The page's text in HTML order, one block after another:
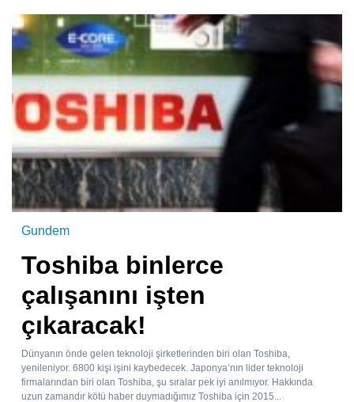
Gundem
Toshiba binlerce
çalışanını işten
çıkaracak!
Dünyanın önde gelen teknoloji şirketlerinden biri olan Toshiba,
yenileniyor. 6800 kişi işini kaybedecek. Japonya’nın lider teknoloji
firmalarından biri olan Toshiba, şu sıralar pek iyi anılmıyor. Hakkında
uzun zamandır kötü haber duymadığımız Toshiba için 2015...